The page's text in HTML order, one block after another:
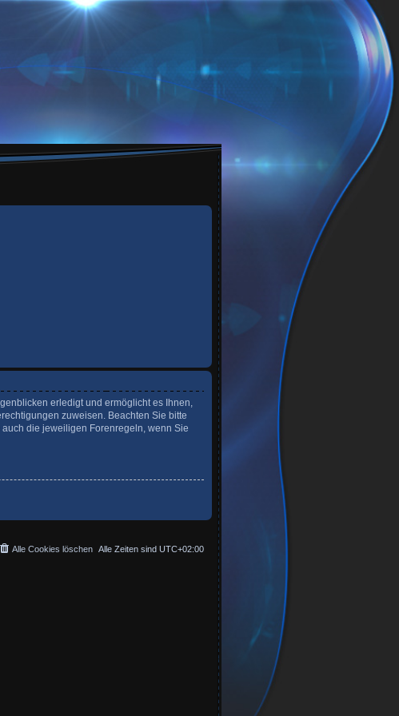
erledigt und ermöglicht es Ihnen,
zuweisen. Beachten Sie bitte
die jeweiligen Forenregeln, wenn Sie
Alle Zeiten sind UTC+02:00
Alle Cookies löschen